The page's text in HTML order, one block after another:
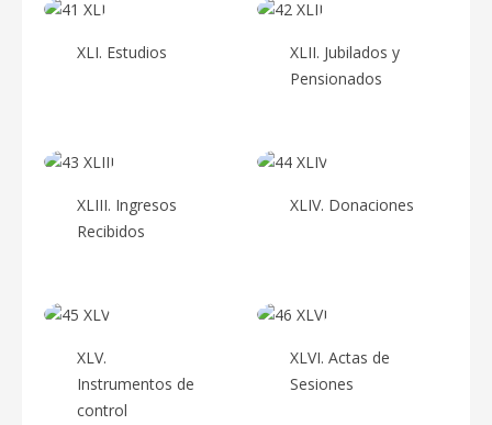
XLI. Estudios
XLII. Jubilados y
Pensionados
XLIII. Ingresos
Recibidos
XLIV. Donaciones
XLV.
Instrumentos de
control
XLVI. Actas de
Sesiones